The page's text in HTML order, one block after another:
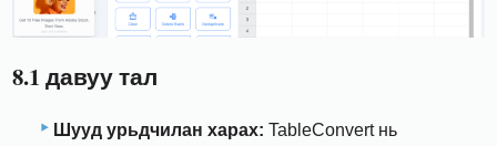
8.1 давуу тал
Шууд урьдчилан харах: TableConvert нь